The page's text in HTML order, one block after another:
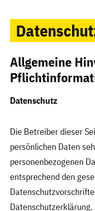
Allgemeine
Datenschutz
Die Betreiber dieser
persönlichen Daten
personenbezogenen
entsprechend den
Datenschutzerklärung.